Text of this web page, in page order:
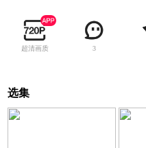
超清画质 3
选集